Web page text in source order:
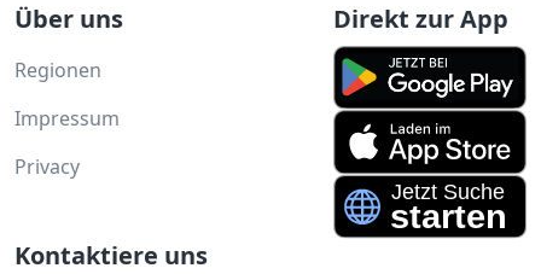
Über uns
Regionen
Impressum
Privacy
Direkt zur App
Kontaktiere uns